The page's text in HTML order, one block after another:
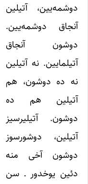
دوشمه‌یین، آتیلین
آنجاق دوشمه‌یین.
دوشون آنجاق
آتیلمایین. نه آتیلین
نه ده دوشون، هم
آتیلین هم ده
دوشون. آتیلیرسیز
آتیلین، دوشورسوز
دوشون آخی منه
دئین یوخدور ـ سن